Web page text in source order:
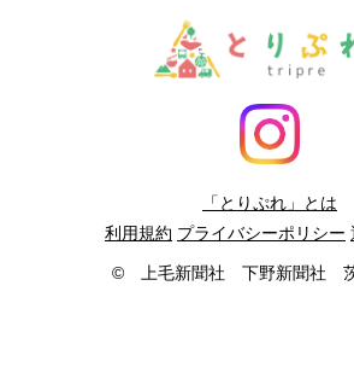
「とりぷれ」とは
利用規約 プライバシーポリシー
© 上毛新聞社 下野新聞社